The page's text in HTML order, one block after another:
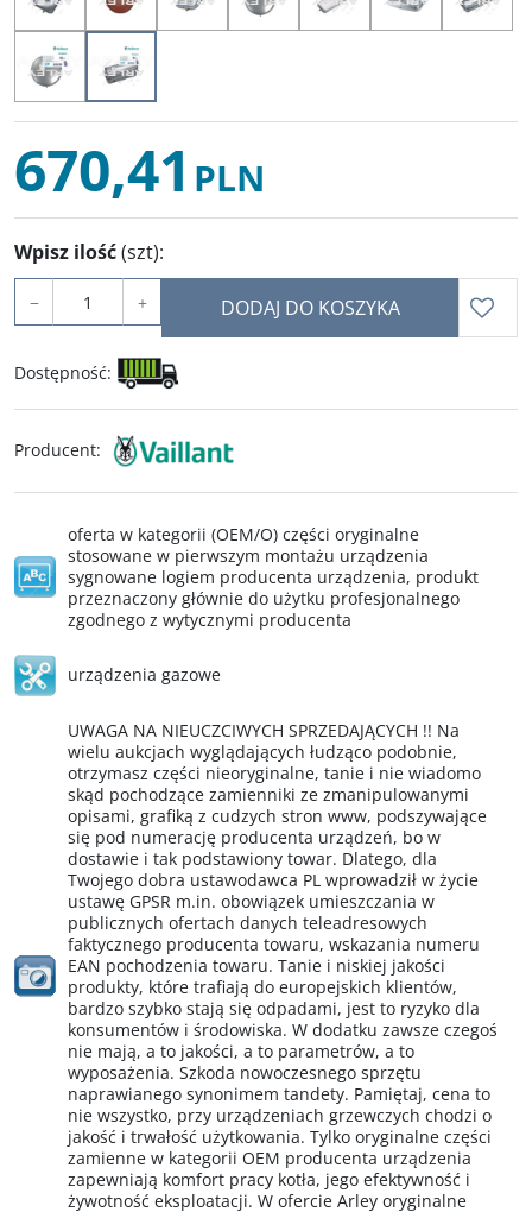
670,41 PLN
Wpisz ilość(szt):
− + DODAJ DO KOSZYKA
Dostępność:
Producent:
oferta w kategorii (OEM/O) części oryginalne
stosowane w pierwszym montażu urządzenia
sygnowane logiem producenta urządzenia, produkt
przeznaczony głównie do użytku profesjonalnego
zgodnego z wytycznymi producenta
urządzenia gazowe
UWAGA NA NIEUCZCIWYCH SPRZEDAJĄCYCH !! Na
wielu aukcjach wyglądających łudząco podobnie,
otrzymasz części nieoryginalne, tanie i nie wiadomo
skąd pochodzące zamienniki ze zmanipulowanymi
opisami, grafiką z cudzych stron www, podszywające
się pod numerację producenta urządzeń, bo w
dostawie i tak podstawiony towar. Dlatego, dla
Twojego dobra ustawodawca PL wprowadził w życie
ustawę GPSR m.in. obowiązek umieszczania w
publicznych ofertach danych teleadresowych
faktycznego producenta towaru, wskazania numeru
EAN pochodzenia towaru. Tanie i niskiej jakości
produkty, które trafiają do europejskich klientów,
bardzo szybko stają się odpadami, jest to ryzyko dla
konsumentów i środowiska. W dodatku zawsze czegoś
nie mają, a to jakości, a to parametrów, a to
wyposażenia. Szkoda nowoczesnego sprzętu
naprawianego synonimem tandety. Pamiętaj, cena to
nie wszystko, przy urządzeniach grzewczych chodzi o
jakość i trwałość użytkowania. Tylko oryginalne części
zamienne w kategorii OEM producenta urządzenia
zapewniają komfort pracy kotła, jego efektywność i
żywotność eksploatacji. W ofercie Arley oryginalne